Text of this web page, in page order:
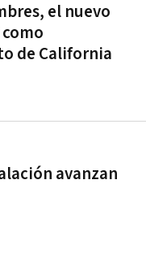
el nuevo
de California
avanzan